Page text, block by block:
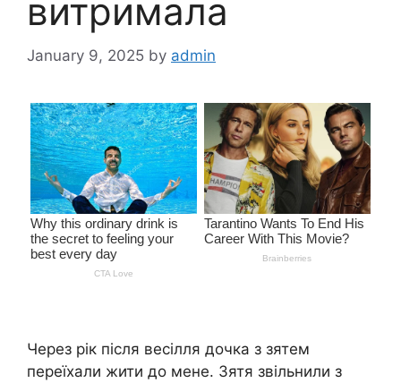
витримала
January 9, 2025 by admin
Через рік після весілля дочка з зятем
переїхали жити до мене. Зятя звільнили з